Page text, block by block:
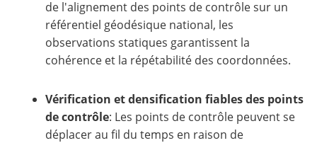
de l'alignement des points de contrôle sur un
référentiel géodésique national, les
observations statiques garantissent la
cohérence et la répétabilité des coordonnées.
Vérification et densification fiables des points
de contrôle: Les points de contrôle peuvent se
déplacer au fil du temps en raison de